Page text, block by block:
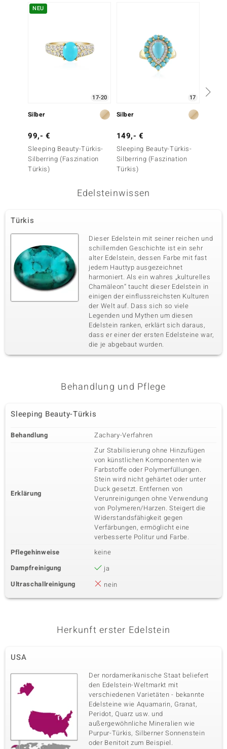
NEU
17-20
Silber
99,- €
Sleeping Beauty-Türkis-
Silberring (Faszination
Türkis)
17
Silber
149,- €
Sleeping Beauty-Türkis-
Silberring (Faszination
Türkis)
Edelsteinwissen
Türkis
Dieser Edelstein mit seiner reichen und
schillernden Geschichte ist ein sehr
alter Edelstein, dessen Farbe mit fast
jedem Hauttyp ausgezeichnet
harmoniert. Als ein wahres „kulturelles
Chamäleon“ taucht dieser Edelstein in
einigen der einflussreichsten Kulturen
der Welt auf. Dass sich so viele
Legenden und Mythen um diesen
Edelstein ranken, erklärt sich daraus,
dass er einer der ersten Edelsteine war,
die je abgebaut wurden.
Behandlung und Pflege
Sleeping Beauty-Türkis
Behandlung Zachary-Verfahren
Erklärung
Zur Stabilisierung ohne Hinzufügen
von künstlichen Komponenten wie
Farbstoffe oder Polymerfüllungen.
Stein wird nicht gehärtet oder unter
Duck gesetzt. Entfernen von
Verunreinigungen ohne Verwendung
von Polymeren/Harzen. Steigert die
Widerstandsfähigkeit gegen
Verfärbungen, ermöglicht eine
verbesserte Politur und Farbe.
Pflegehinweise
keine
Dampfreinigung
ja
Ultraschallreinigung
nein
Herkunft erster Edelstein
USA
Der nordamerikanische Staat beliefert
den Edelstein-Weltmarkt mit
verschiedenen Varietäten - bekannte
Edelsteine wie Aquamarin, Granat,
Peridot, Quarz usw. und
außergewöhnliche Mineralien wie
Purpur-Türkis, Silberner Sonnenstein
oder Benitoit zum Beispiel.